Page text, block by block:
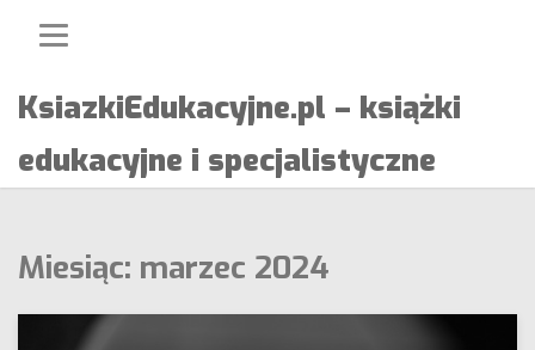
KsiazkiEdukacyjne.pl – książki
edukacyjne i specjalistyczne
Miesiąc: marzec 2024